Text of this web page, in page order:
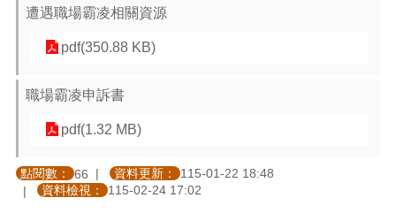
遭遇職場霸凌相關資源
pdf(350.88 KB)
職場霸凌申訴書
pdf(1.32 MB)
點閱數： 66 資料更新：
115-01-22 18:48
資料檢視：
115-02-24 17:02